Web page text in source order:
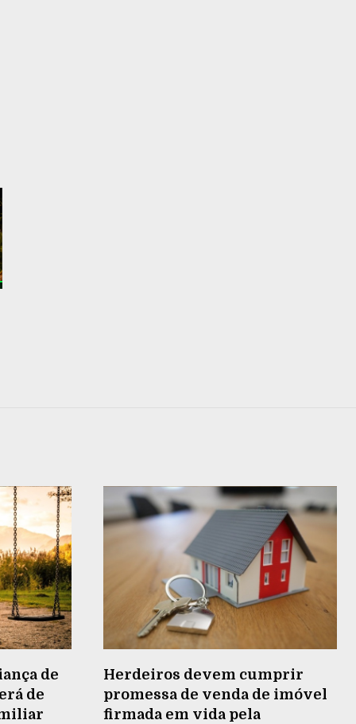
de
de
Herdeiros devem cumprir
promessa de venda de imóvel
firmada em vida pela